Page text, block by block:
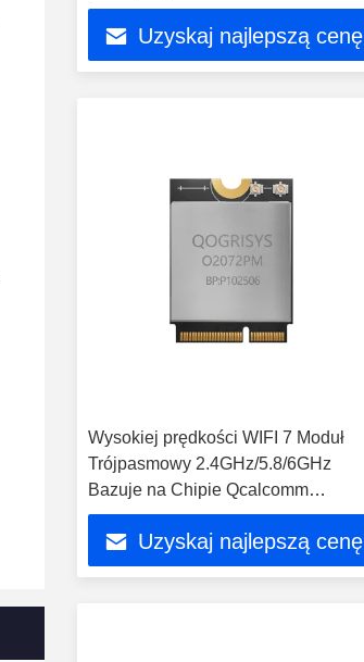
M.2 PCIe Interfejs WIFI7 Moduł
Uzyskaj najlepszą cenę
Wysokiej prędkości WIFI 7 Moduł
Trójpasmowy 2.4GHz/5.8/6GHz
Bazuje na Chipie Qcalcomm
QCC2072 1 5.8Gbps moduły wifi
Uzyskaj najlepszą cenę